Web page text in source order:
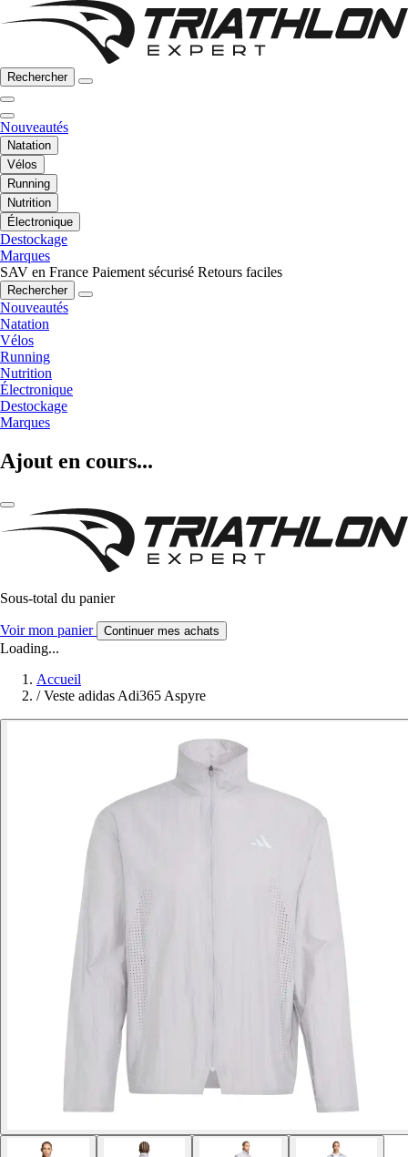
Rechercher
Nouveautés
Natation
Vélos
Running
Nutrition
Électronique
Destockage
Marques
SAV en France Paiement sécurisé Retours faciles
Rechercher
Nouveautés
Natation
Vélos
Running
Nutrition
Électronique
Destockage
Marques
Ajout en cours...
Sous-total du panier
Voir mon panier Continuer mes achats
Loading...
Accueil
/ Veste adidas Adi365 Aspyre